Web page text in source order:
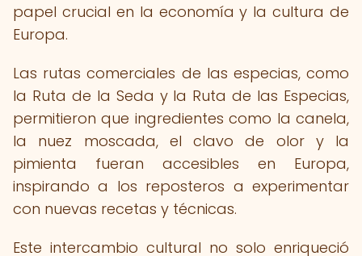
papel crucial en la economía y la cultura de
Europa.
Las rutas comerciales de las especias, como
la Ruta de la Seda y la Ruta de las Especias,
permitieron que ingredientes como la canela,
la nuez moscada, el clavo de olor y la
pimienta fueran accesibles en Europa,
inspirando a los reposteros a experimentar
con nuevas recetas y técnicas.
Este intercambio cultural no solo enriqueció